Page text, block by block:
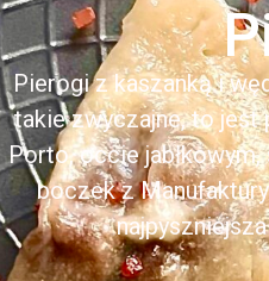
Pierogi z kaszanką i
takie zwyczajne, to jest
Porto, occie
boczek z